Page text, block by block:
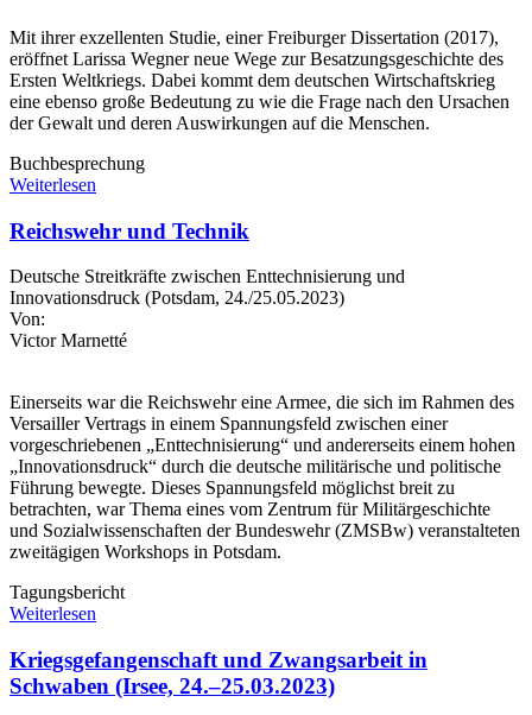
Mit ihrer exzellenten Studie, einer Freiburger Dissertation (2017),
eröffnet Larissa Wegner neue Wege zur Besatzungsgeschichte des
Ersten Weltkriegs. Dabei kommt dem deutschen Wirtschaftskrieg
eine ebenso große Bedeutung zu wie die Frage nach den Ursachen
der Gewalt und deren Auswirkungen auf die Menschen.
Buchbesprechung
Weiterlesen
Reichswehr und Technik
Deutsche Streitkräfte zwischen Enttechnisierung und
Innovationsdruck (Potsdam, 24./25.05.2023)
Von:
Victor Marnetté
Einerseits war die Reichswehr eine Armee, die sich im Rahmen des
Versailler Vertrags in einem Spannungsfeld zwischen einer
vorgeschriebenen „Enttechnisierung“ und andererseits einem hohen
„Innovationsdruck“ durch die deutsche militärische und politische
Führung bewegte. Dieses Spannungsfeld möglichst breit zu
betrachten, war Thema eines vom Zentrum für Militärgeschichte
und Sozialwissenschaften der Bundeswehr (ZMSBw) veranstalteten
zweitägigen Workshops in Potsdam.
Tagungsbericht
Weiterlesen
Kriegsgefangenschaft und Zwangsarbeit in
Schwaben (Irsee, 24.–25.03.2023)